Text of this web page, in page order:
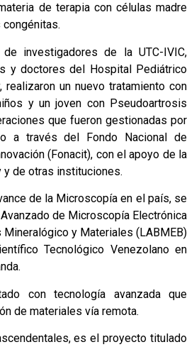
de terapia con células madre
investigadores de la UTC-IVIC,
y doctores del Hospital Pediátrico
realizaron un nuevo tratamiento con
y un joven con Pseudoartrosis
que fueron gestionadas por
a través del Fondo Nacional de
(Fonacit), con el apoyo de la
y de otras instituciones.
de la Microscopía en el país, se
de Microscopía Electrónica
Mineralógico y Materiales (LABMEB)
Tecnológico Venezolano en
con tecnología avanzada que
de materiales vía remota.
es el proyecto titulado